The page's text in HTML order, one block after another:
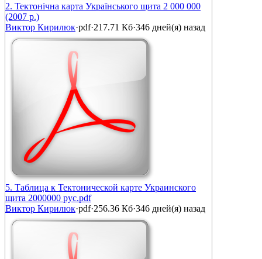
2. Тектонічна карта Українського щита 2 000 000
(2007 р.)
Виктор Кирилюк·pdf·217.71 Кб·346 дней(я) назад
5. Таблица к Тектонической карте Украинского
щита 2000000 рус.pdf
Виктор Кирилюк·pdf·256.36 Кб·346 дней(я) назад